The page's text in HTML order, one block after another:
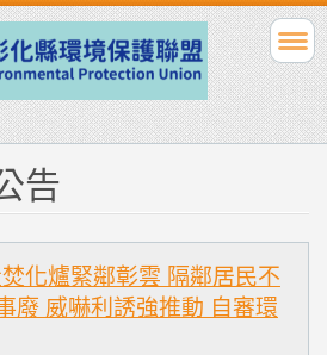
告
化爐緊鄰彰雲 隔鄰居民不
廢 威嚇利誘強推動 自審環